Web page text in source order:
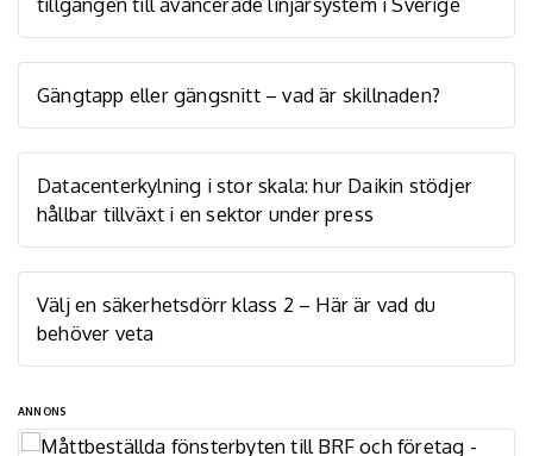
Gängtapp eller gängsnitt – vad är skillnaden?
Datacenterkylning i stor skala: hur Daikin stödjer
hållbar tillväxt i en sektor under press
Välj en säkerhetsdörr klass 2 – Här är vad du
behöver veta
ANNONS